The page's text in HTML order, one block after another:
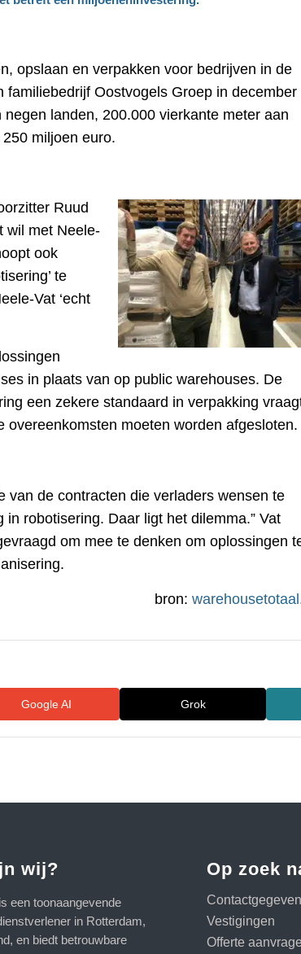
opslaan en verpakken voor bedrijven in de
Oostvogels Groep in december
landen, 200.000 vierkante meter aan
miljoen euro.
Ruud
wil met Neele-
ook
te
Vat ‘echt
in plaats van op public warehouses. De
een zekere standaard in verpakking
moeten worden afgesloten.
van de contracten die verladers wensen te
robotisering. Daar ligt het dilemma.” Vat
om mee te denken om oplossingen
bron:
Google AI Grok
wij?
een toonaangevende
in Rotterdam,
en biedt betrouwbare
Op zoek
Vestigingen
Offerte